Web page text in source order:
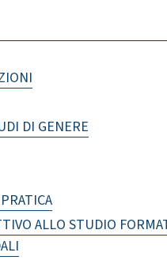
DI GENERE
ALLO STUDIO